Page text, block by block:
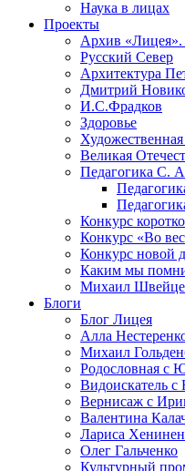
Наука в лицах
Проекты
Архив
Русский Север
Архитектура
Дмитрий
И.С.Фрадков
Здоровье
Великая
Педагогика С.
Конкурс
Конкурс «Во
Конкурс новой
Каким мы
Михаил
Блоги
Блог Лицея
Алла
Михаил
Родословная с
Видоискатель
Вернисаж с
Валентина
Лариса Хенинен
Олег Гальченко
Культурный